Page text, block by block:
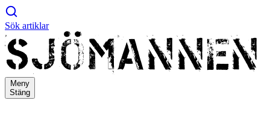
Sök artiklar
Meny
Stäng